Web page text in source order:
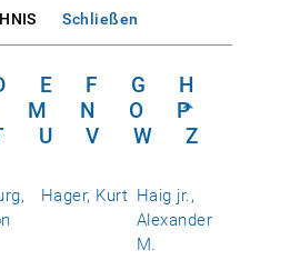
Schließen
E F G
H
M N O
P
U V W Z
Hager, Kurt Haig jr.,
Alexander
M.